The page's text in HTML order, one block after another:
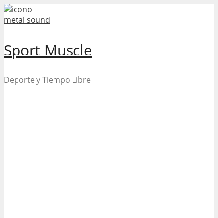
Skip
to
Sport Muscle
Deporte y Tiempo Libre